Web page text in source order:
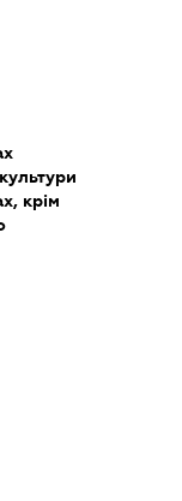
крім